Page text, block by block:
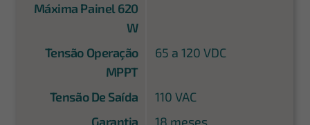
Máxima Painel 620
W
Tensão Operação
MPPT
65 a 120 VDC
Tensão De Saída
110 VAC
Garantia
18 meses